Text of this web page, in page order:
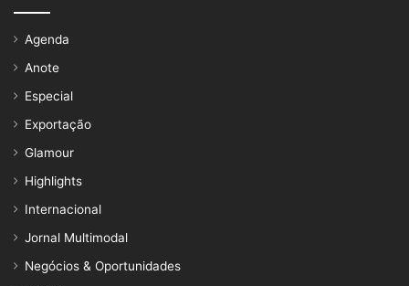
Agenda
Anote
Especial
Exportação
Glamour
Highlights
Internacional
Jornal Multimodal
Negócios & Oportunidades